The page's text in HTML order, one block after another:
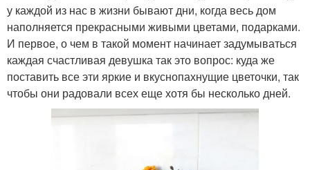
у каждой из нас в жизни бывают дни, когда весь дом
наполняется прекрасными живыми цветами, подарками.
И первое, о чем в такой момент начинает задумываться
каждая счастливая девушка так это вопрос: куда же
поставить все эти яркие и вкуснопахнущие цветочки, так
чтобы они радовали всех еще хотя бы несколько дней.